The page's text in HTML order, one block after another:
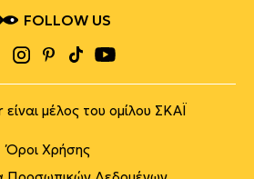
FOLLOW US
μέλος του ομίλου ΣΚΑΪ
Όροι Χρήσης